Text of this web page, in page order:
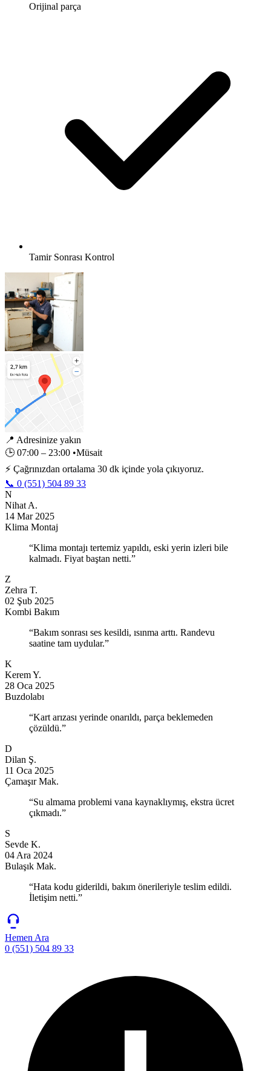
Orijinal parça
Tamir Sonrası Kontrol
📍 Adresinize yakın
🕒 07:00 – 23:00 •Müsait
⚡ Çağrınızdan ortalama 30 dk içinde yola çıkıyoruz.
📞 0 (551) 504 89 33
N
Nihat A.
14 Mar 2025
Klima Montaj
“Klima montajı tertemiz yapıldı, eski yerin izleri bile
kalmadı. Fiyat baştan netti.”
Z
Zehra T.
02 Şub 2025
Kombi Bakım
“Bakım sonrası ses kesildi, ısınma arttı. Randevu
saatine tam uydular.”
K
Kerem Y.
28 Oca 2025
Buzdolabı
“Kart arızası yerinde onarıldı, parça beklemeden
çözüldü.”
D
Dilan Ş.
11 Oca 2025
Çamaşır Mak.
“Su almama problemi vana kaynaklıymış, ekstra ücret
çıkmadı.”
S
Sevde K.
04 Ara 2024
Bulaşık Mak.
“Hata kodu giderildi, bakım önerileriyle teslim edildi.
İletişim netti.”
Hemen Ara
0 (551) 504 89 33